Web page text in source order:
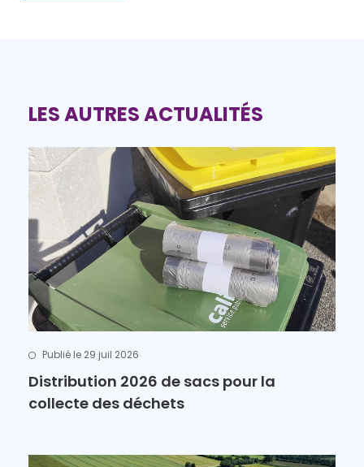
LES AUTRES ACTUALITÉS
Publié le 29 juil 2026
Distribution 2026 de sacs pour la
collecte des déchets